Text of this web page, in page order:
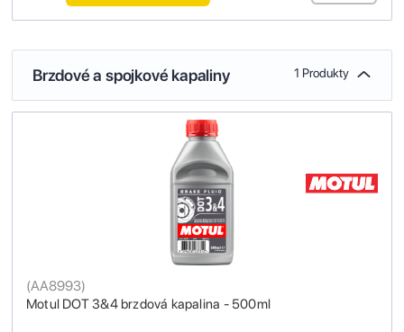
Brzdové a spojkové kapaliny 1 Produkty
Motul DOT 3&4 brzdová kapalina - 500ml
(AA8993)